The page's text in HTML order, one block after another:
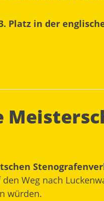
Platz in der
Weg nach
würden.